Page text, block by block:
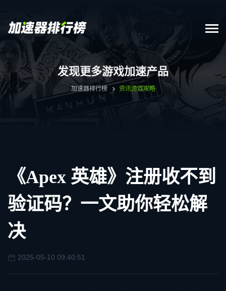
发现更多游戏加速产品
加速器排行榜 资讯游戏攻略
《Apex 英雄》注册收不到
验证码？一文助你轻松解
决
2025-05-10 09:40:51